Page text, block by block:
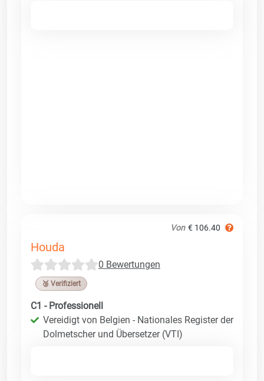
Von € 106.40
Houda
0 Bewertungen
🥉 Verifiziert
C1 - Professionell
Vereidigt von Belgien - Nationales Register der
Dolmetscher und Übersetzer (VTI)